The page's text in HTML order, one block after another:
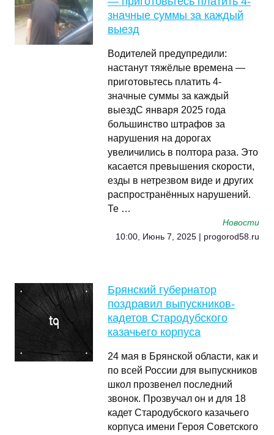
значные суммы за каждый
выезд
Водителей предупредили:
настанут тяжёлые времена —
приготовьтесь платить 4-
значные суммы за каждый
выездС января 2025 года
большинство штрафов за
нарушения на дорогах
увеличились в полтора раза. Это
касается превышения скорости,
езды в нетрезвом виде и других
распространённых нарушений.
Те …
Новости
10:00, Июнь 7, 2025 | progorod58.ru
Брянский губернатор
поздравил выпускников-
кадетов Стародубского
казачьего корпуса
24 мая в Брянской области, как и
по всей России для выпускников
школ прозвенел последний
звонок. Прозвучал он и для 18
кадет Стародубского казачьего
корпуса имени Героя Советского